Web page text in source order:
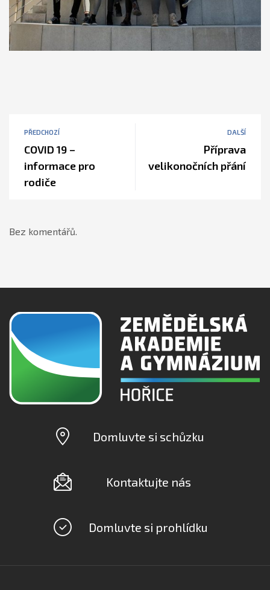
PŘEDCHOZÍ
COVID 19 –
informace pro
rodiče
DALŠÍ
Příprava
velikonočních přání
Bez komentářů.
Domluvte si schůzku
Kontaktujte nás
Domluvte si prohlídku